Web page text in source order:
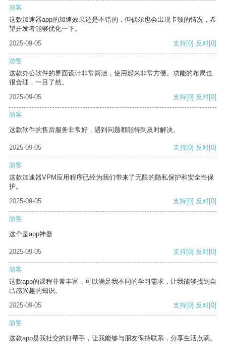
游客
这款加速器app的加速效果还是不错的，但偶尔也会出现卡顿的情况，希
望开发者能够优化一下。
2025-09-05
支持[0] 反对[0]
游客
这款办公软件的界面设计非常简洁，使用起来非常方便。功能的布局也
很合理，一目了然。
2025-09-05
支持[0] 反对[0]
游客
这款软件的售后服务非常好，遇到问题都能得到及时解决。
2025-09-05 支持[0] 反对[0]
游客
这款加速器VPM应用程序已经为我们带来了无限的隐私保护和安全性保
护。
2025-09-05
支持[0] 反对[0]
游客
这个是app神器
2025-09-05 支持[0] 反对[0]
游客
这款app的课程非常丰富，可以满足我不同的学习需求，让我能够找到自
己感兴趣的知识。
2025-09-05
支持[0] 反对[0]
游客
这款app是我社交的好帮手，让我能够与朋友保持联系，分享生活点滴。